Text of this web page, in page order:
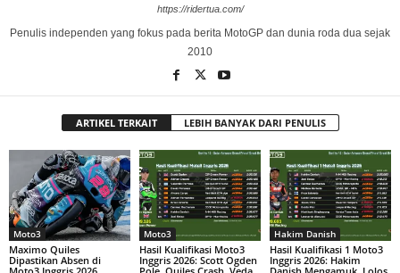
https://ridertua.com/
Penulis independen yang fokus pada berita MotoGP dan dunia roda dua sejak
2010
ARTIKEL TERKAIT LEBIH BANYAK DARI PENULIS
Moto3
Maximo Quiles
Dipastikan Absen di
Moto3
Hasil Kualifikasi Moto3
Inggris 2026: Scott Ogden
Hakim Danish
Hasil Kualifikasi 1 Moto3
Inggris 2026: Hakim